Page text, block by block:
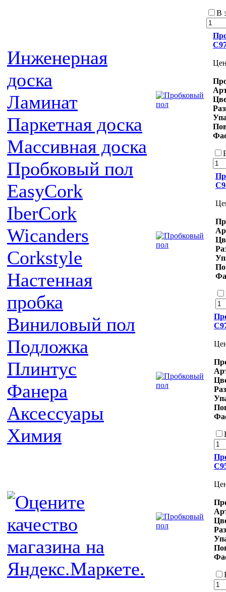
Инженерная
доска
Ламинат
Паркетная доска
Массивная доска
Пробковый пол
EasyCork
IberCork
Wicanders
Corkstyle
Настенная
пробка
Виниловый пол
Подложка
Плинтус
Фанера
Аксессуары
Химия
В